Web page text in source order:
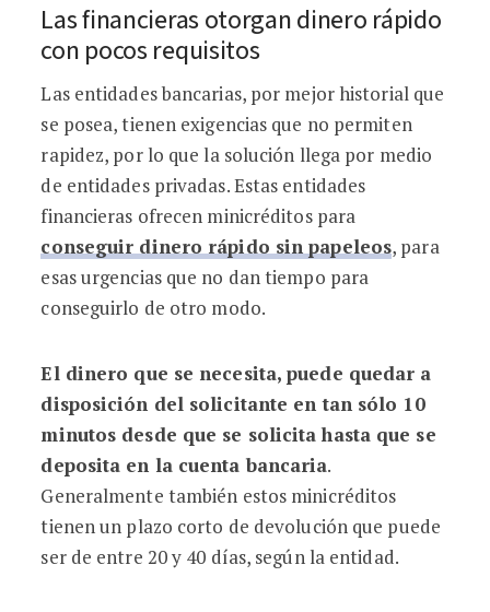
Las financieras otorgan dinero rápido
con pocos requisitos
Las entidades bancarias, por mejor historial que
se posea, tienen exigencias que no permiten
rapidez, por lo que la solución llega por medio
de entidades privadas. Estas entidades
financieras ofrecen minicréditos para
conseguir dinero rápido sin papeleos, para
esas urgencias que no dan tiempo para
conseguirlo de otro modo.
El dinero que se necesita, puede quedar a
disposición del solicitante en tan sólo 10
minutos desde que se solicita hasta que se
deposita en la cuenta bancaria.
Generalmente también estos minicréditos
tienen un plazo corto de devolución que puede
ser de entre 20 y 40 días, según la entidad.